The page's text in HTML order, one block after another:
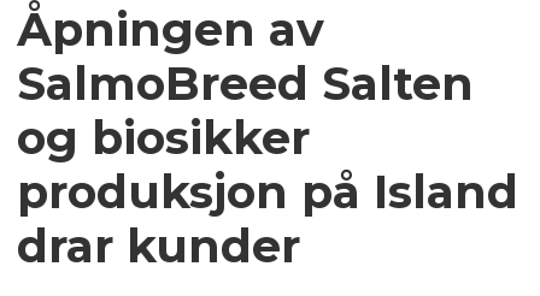
Åpningen av
SalmoBreed Salten
og biosikker
produksjon på Island
drar kunder